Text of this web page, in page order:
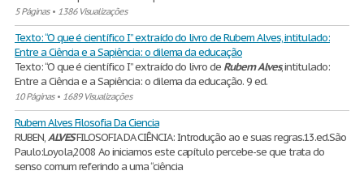
5 Páginas• 1386 Visualizações
Texto: “O que é científico I” extraído do livro de Rubem Alves, intitulado:
Entre a Ciência e a Sapiência: o dilema da educação
Texto: “O que é científico I” extraído do livro de RubemAlves, intitulado:
Entre a Ciência e a Sapiência: o dilema da educação. 9 ed.
10 Páginas• 1689 Visualizações
Rubem Alves Filosofia Da Ciencia
RUBEN,ALVESFILOSOFIA DA CIÊNCIA: Introdução ao e suas regras.13.ed.São
Paulo:Loyola,2008 Ao iniciamos este capítulo percebe-se que trata do
senso comum referindo a uma ‘‘ciência